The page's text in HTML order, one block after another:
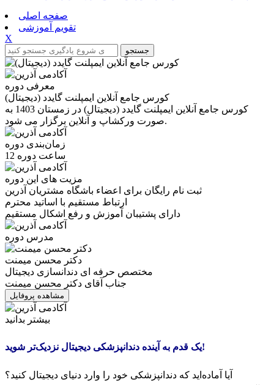
صفحه اصلی
تقویم آموزشی
X
جستجو
معرفی دوره
کورس جامع آنلاین ایمپلنت گایدد (دیجیتال)
کورس جامع آنلاین ایمپلنت گایدد (دیجیتال) در زمستان 1403 به
صورت ورکشاپ و آنلاین برگزار می شود.
زمان‌بندی دوره
12 ساعت دوره
مزیت های این دوره
ثبت نام رایگان برای اعضاء باشگاه مشتریان آذرین
ارتباط مستقیم با اساتید محترم
دارای پشتیبان آموزش و رفع اشکال مستقیم
مدرس دوره
دکتر محسن میمنت
مختصص حرفه ای دندانسازی دیجیتال
جناب آقای دکتر محسن میمنت
مشاهده پروفایل
بیشتر بدانید
یک قدم به آینده دندانپزشکی دیجیتال نزدیک‌تر شوید!
آیا آماده‌اید که دندانپزشکی خود را وارد دنیای دیجیتال کنید؟